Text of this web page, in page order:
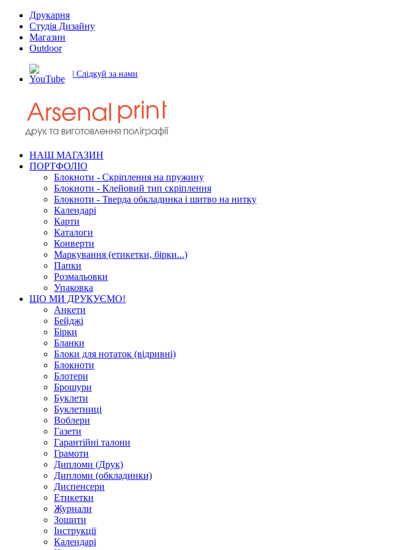
Друкарня
Студія Дизайну
Магазин
Outdoor
| Слідкуй за нами
НАШ МАГАЗИН
ПОРТФОЛІО
Блокноти - Скріплення на пружину
Блокноти - Клейовий тип скріплення
Блокноти - Тверда обкладинка і шитво на нитку
Календарі
Карти
Каталоги
Конверти
Маркування (етикетки, бірки...)
Папки
Розмальовки
Упаковка
ЩО МИ ДРУКУЄМО!
Анкети
Бейджі
Бірки
Бланки
Блоки для нотаток (відривні)
Блокноти
Блотери
Брошури
Буклети
Буклетниці
Воблери
Газети
Гарантійні талони
Грамоти
Дипломи (Друк)
Дипломи (обкладинки)
Диспенсери
Етикетки
Журнали
Зошити
Інструкції
Календарі